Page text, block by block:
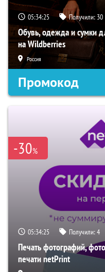
05:34:24 Получили: 30
Обувь, одежда и сумки
на Wildberries
Россия
Промокод
-30%
05:34:24 Получили:4
Печать фотографий,
печати netPrint